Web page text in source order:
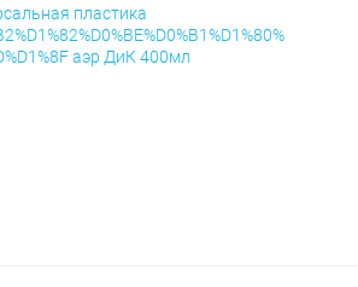
пластика
аэр ДиК 400мл